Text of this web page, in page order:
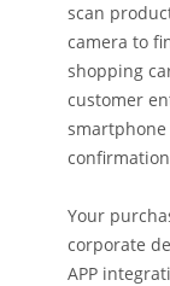
scan
camera to
shopping
customer
Your
corporate
APP